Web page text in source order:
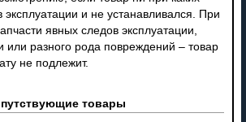
и не устанавливался. При
явных следов эксплуатации,
или разного рода повреждений – товар
не подлежит.
товары